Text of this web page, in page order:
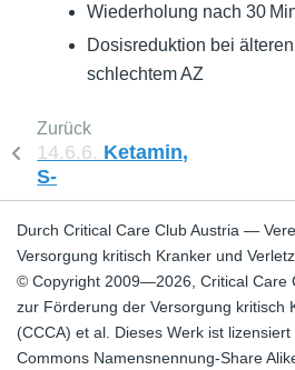
Wiederholung nach 30
Dosisreduktion bei
schlechtem AZ
Zurück
14.6.6. Ketamin,
S-
Durch Critical Care Club Austria —
Versorgung kritisch Kranker und
© Copyright 2009—2026, Critical Care
zur Förderung der Versorgung kritisch
(CCCA) et al. Dieses Werk ist
Commons Namensnennung-Share